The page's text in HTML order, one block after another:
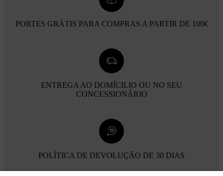
PORTES GRÁTIS PARA COMPRAS A PARTIR DE 100€
ENTREGA AO DOMÍCILIO OU NO SEU
CONCESSIONÁRIO
POLÍTICA DE DEVOLUÇÃO DE 30 DIAS